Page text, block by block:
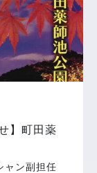
】町田薬
ャン副担任